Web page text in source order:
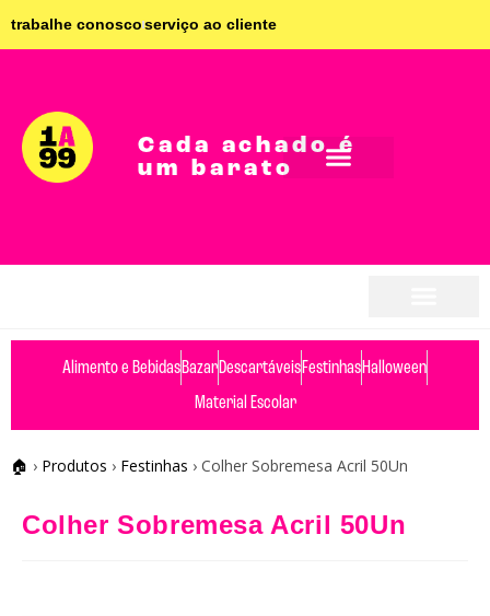
trabalhe conoscoserviço ao cliente
Cada achado é
um barato
Alimento e BebidasBazarDescartáveisFestinhasHalloween
Material Escolar
🏠 › Produtos › Festinhas › Colher Sobremesa Acril 50Un
Colher Sobremesa Acril 50Un